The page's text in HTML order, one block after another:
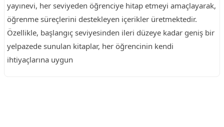
yayınevi, her seviyeden öğrenciye hitap etmeyi amaçlayarak,
öğrenme süreçlerini destekleyen içerikler üretmektedir.
Özellikle, başlangıç seviyesinden ileri düzeye kadar geniş bir
yelpazede sunulan kitaplar, her öğrencinin kendi
ihtiyaçlarına uygun